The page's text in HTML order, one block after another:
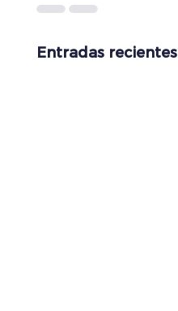
Entradas recientes